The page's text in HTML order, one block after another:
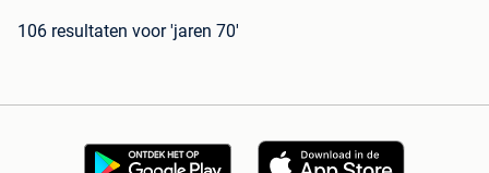
106 resultaten voor 'jaren 70'